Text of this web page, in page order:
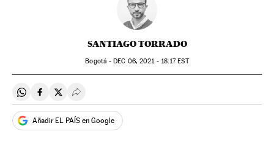
SANTIAGO TORRADO
Bogotá -DEC 06, 2021 - 18:17EST
Compartir en Whatsapp
Compartir en Facebook
Compartir en Twitter
Desplegar Redes Sociales
Añadir EL PAÍS en Google